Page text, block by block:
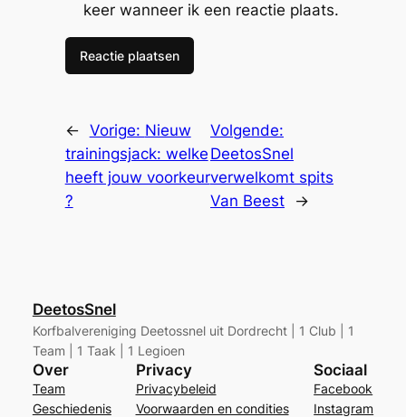
keer wanneer ik een reactie plaats.
← Vorige: Nieuw
trainingsjack: welke
heeft jouw voorkeur
?
Volgende:
DeetosSnel
verwelkomt spits
Van Beest
→
DeetosSnel
Korfbalvereniging Deetossnel uit Dordrecht | 1 Club | 1
Team | 1 Taak | 1 Legioen
Over
Team
Geschiedenis
Privacy
Privacybeleid
Voorwaarden en condities
Sociaal
Facebook
Instagram